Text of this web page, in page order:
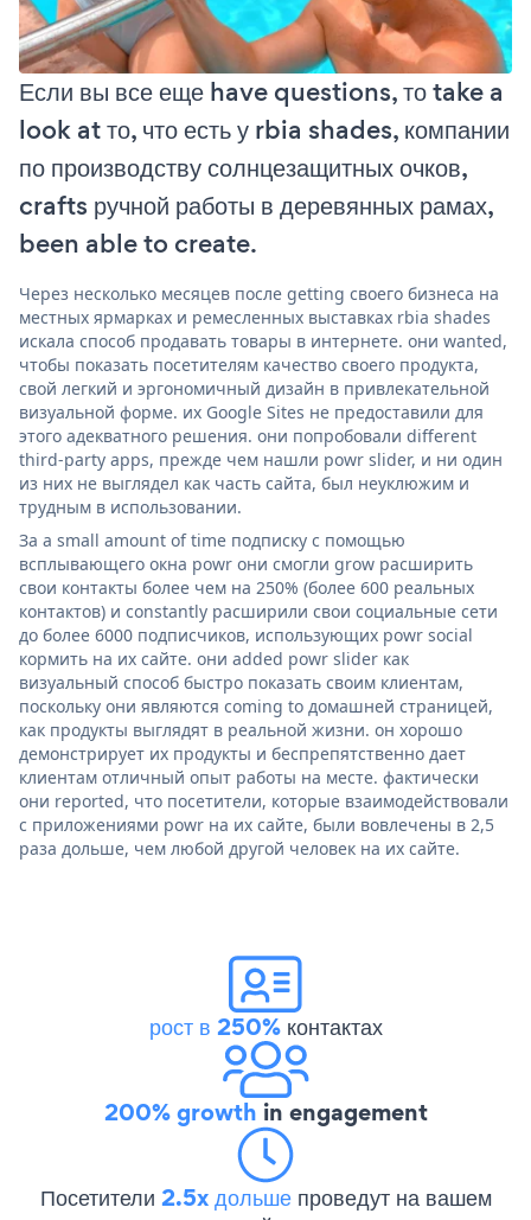
Если вы все еще have questions, то take a
look at то, что есть у rbia shades, компании
по производству солнцезащитных очков,
crafts ручной работы в деревянных рамах,
been able to create.
Через несколько месяцев после getting своего бизнеса на
местных ярмарках и ремесленных выставках rbia shades
искала способ продавать товары в интернете. они wanted,
чтобы показать посетителям качество своего продукта,
свой легкий и эргономичный дизайн в привлекательной
визуальной форме. их Google Sites не предоставили для
этого адекватного решения. они попробовали different
third-party apps, прежде чем нашли powr slider, и ни один
из них не выглядел как часть сайта, был неуклюжим и
трудным в использовании.
За a small amount of time подписку с помощью
всплывающего окна powr они смогли grow расширить
свои контакты более чем на 250% (более 600 реальных
контактов) и constantly расширили свои социальные сети
до более 6000 подписчиков, использующих powr social
кормить на их сайте. они added powr slider как
визуальный способ быстро показать своим клиентам,
поскольку они являются coming to домашней страницей,
как продукты выглядят в реальной жизни. он хорошо
демонстрирует их продукты и беспрепятственно дает
клиентам отличный опыт работы на месте. фактически
они reported, что посетители, которые взаимодействовали
с приложениями powr на их сайте, были вовлечены в 2,5
раза дольше, чем любой другой человек на их сайте.
рост в 250%контактах
200% growth in engagement
Посетители 2.5x дольше проведут на вашем